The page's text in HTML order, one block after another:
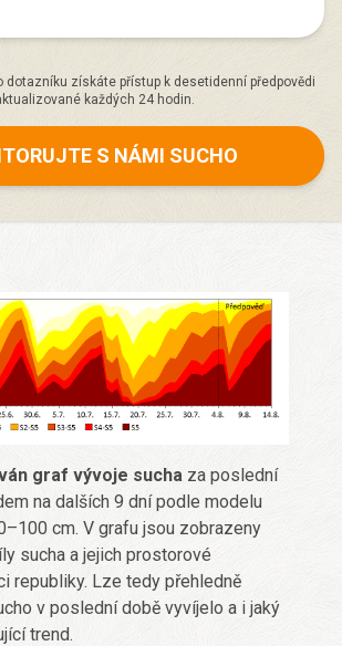
dotazníku získáte přístup k desetidenní předpovědi
každých 24 hodin.
S NÁMI SUCHO
graf vývoje sucha za poslední
na dalších 9 dní podle modelu
cm. V grafu jsou zobrazeny
sucha a jejich prostorové
republiky. Lze tedy přehledně
v poslední době vyvíjelo a i jaký
trend.